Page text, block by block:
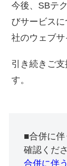
今後、SBテ
びサービス
社のウェブサ
引き続きご
す。
■合併に
確認くだ
合併に伴